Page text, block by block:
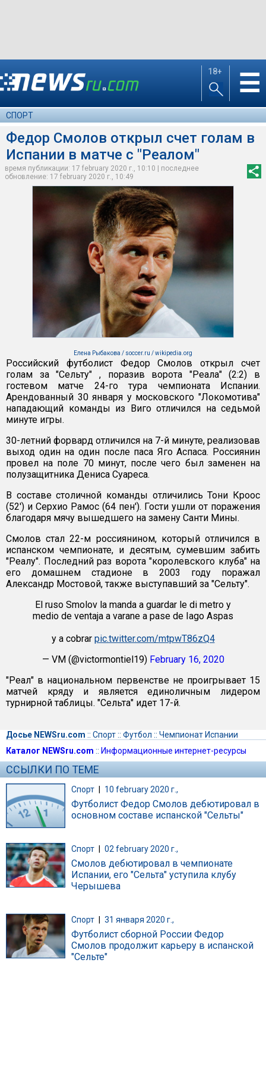
18+ ☰
СПОРТ
Федор Смолов открыл счет голам в
Испании в матче с "Реалом"
время публикации: 17 february 2020 г., 10:10 | последнее
обновление: 17 february 2020 г., 10:49
Елена Рыбакова / soccer.ru / wikipedia.org
Российский футболист Федор Смолов открыл счет
голам за "Сельту" , поразив ворота "Реала" (2:2) в
гостевом матче 24-го тура чемпионата Испании.
Арендованный 30 января у московского "Локомотива"
нападающий команды из Виго отличился на седьмой
минуте игры.
30-летний форвард отличился на 7-й минуте, реализовав
выход один на один после паса Яго Аспаса. Россиянин
провел на поле 70 минут, после чего был заменен на
полузащитника Дениса Суареса.
В составе столичной команды отличились Тони Кроос
(52') и Серхио Рамос (64 пен'). Гости ушли от поражения
благодаря мячу вышедшего на замену Санти Мины.
Смолов стал 22-м россиянином, который отличился в
испанском чемпионате, и десятым, сумевшим забить
"Реалу". Последний раз ворота "королевского клуба" на
его домашнем стадионе в 2003 году поражал
Александр Мостовой, также выступавший за "Сельту".
El ruso Smolov la manda a guardar le di metro y
medio de ventaja a varane a pase de Iago Aspas
y a cobrar pic.twitter.com/mtpwT86zQ4
— VM (@victormontiel19) February 16, 2020
"Реал" в национальном первенстве не проигрывает 15
матчей кряду и является единоличным лидером
турнирной таблицы. "Сельта" идет 17-й.
Досье NEWSru.com :: Спорт:: Футбол :: Чемпионат Испании
Каталог NEWSru.com :: Информационные интернет-ресурсы
ССЫЛКИ ПО ТЕМЕ
Спорт | 10 february 2020 г.,
Футболист Федор Смолов дебютировал в
основном составе испанской "Сельты"
Спорт 02 february 2020 г.,
Смолов дебютировал в чемпионате
Испании, его "Сельта" уступила клубу
Черышева
Спорт 31 января 2020 г.,
Футболист сборной России Федор
Смолов продолжит карьеру в испанской
"Сельте"